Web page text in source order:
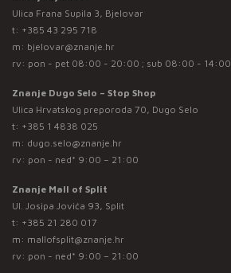
Ulica Frana Supila 3, Bjelovar
t: +385 43 295 718
m: bjelovar@znanje.hr
rv: pon - pet 08:00 - 20:00 ; sub 08:00 - 14:00
Znanje Dugo Selo – Stop Shop
Ulica Hrvatskog preporoda 70, Dugo Selo
t: +385 1 4838 025
m: dugo.selo@znanje.hr
rv: pon - ned* 9:00 – 21:00
Znanje Mall of Split
Ul. Josipa Jovića 93, Split
t: +385 21 280 017
m: mallofsplit@znanje.hr
rv: pon - ned* 9:00 – 21:00